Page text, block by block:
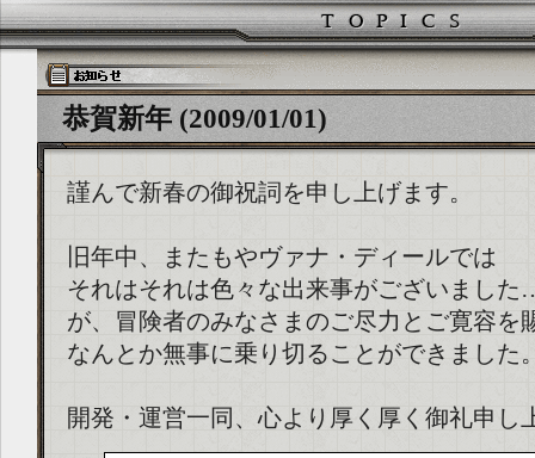
恭賀新年 (2009/01/01)
謹んで新春の御祝詞を申し上げます。
旧年中、またもやヴァナ・ディールでは
それはそれは色々な出来事がございまし
が、冒険者のみなさまのご尽力とご寛容を
なんとか無事に乗り切ることができました
開発・運営一同、心より厚く厚く御礼申し